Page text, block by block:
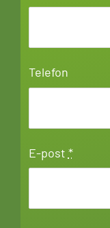
Telefon
E-post *